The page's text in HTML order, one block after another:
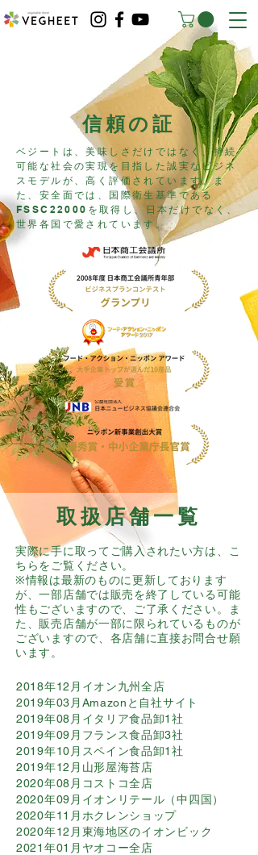
​信頼の証
ベジートは、美味しさだけではなく、持続
可能な社会の実現を目指した誠実なビジネ
スモデルが、高く評価されています。ま
た、安全面では、 国際衛生基準である
FSSC22000を取得し、 ​日本だけでなく、
世界各国で愛されています。
取扱店舗一覧
​実際に手に取ってご購入されたい方は、こ
ちらをご覧ください。
※情報は最新のものに更新しております
が、一部店舗では販売を終了している可能
性もございますので、ご了承ください。ま
た、販売店舗が一部に限られているものが
ございますので、各店舗に直接お問合せ願
います。
2018年12月イオン九州全店
2019年03月Amazonと自社サイト
2019年08月イタリア食品卸1社
2019年09月フランス食品卸3社
2019年10月スペイン食品卸1社
2019年12月山形屋海苔店
2020年08月コストコ全店
2020年09月イオンリテール（中四国）
2020年11月ホクレンショップ
2020年12月東海地区のイオンビック
2021年01月ヤオコー全店